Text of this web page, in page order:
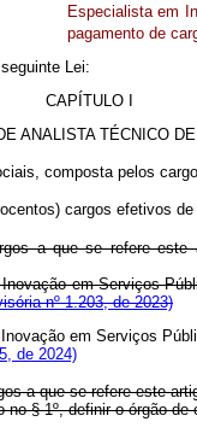
Especialista em
pagamento de
Lei:
CAPÍTULO I
ANALISTA TÉCNICO
composta pelos
cargos efetivos
a que se refere este
em Serviços
nº 1.203, de 2023)
em Serviços
de 2024)
a que se refere este
no § 1º, definir o